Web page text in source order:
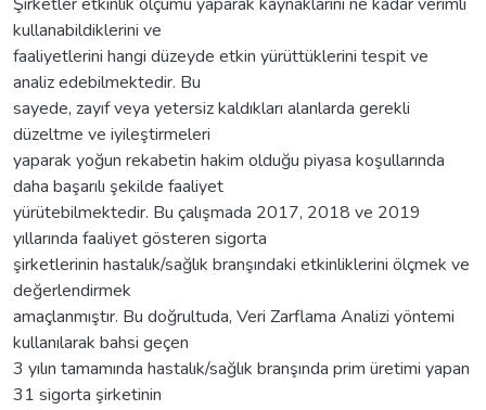
kullanabildiklerini ve
faaliyetlerini hangi düzeyde etkin yürüttüklerini tespit ve
analiz edebilmektedir. Bu
sayede, zayıf veya yetersiz kaldıkları alanlarda gerekli
düzeltme ve iyileştirmeleri
yaparak yoğun rekabetin hakim olduğu piyasa koşullarında
daha başarılı şekilde faaliyet
yürütebilmektedir. Bu çalışmada 2017, 2018 ve 2019
yıllarında faaliyet gösteren sigorta
şirketlerinin hastalık/sağlık branşındaki etkinliklerini ölçmek ve
değerlendirmek
amaçlanmıştır. Bu doğrultuda, Veri Zarflama Analizi yöntemi
kullanılarak bahsi geçen
3 yılın tamamında hastalık/sağlık branşında prim üretimi yapan
31 sigorta şirketinin